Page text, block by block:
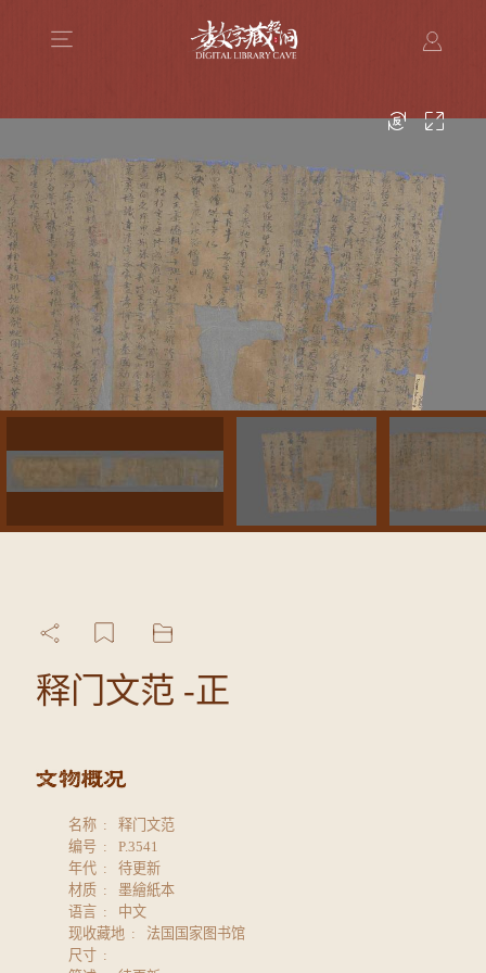
释门文范 -正
名称
释门文范
编号
P.3541
年代
待更新
材质
墨繪紙本
语言
中文
现收藏地
法国国家图书馆
尺寸